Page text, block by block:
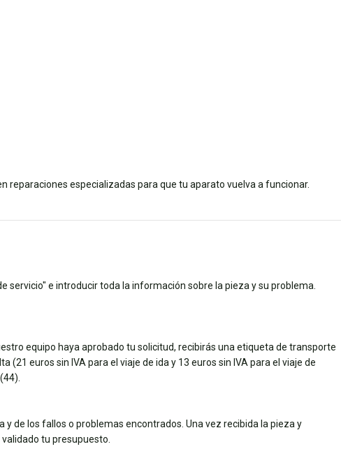
reparaciones especializadas para que tu aparato vuelva a funcionar.
servicio" e introducir toda la información sobre la pieza y su problema.
equipo haya aprobado tu solicitud, recibirás una etiqueta de transporte
euros sin IVA para el viaje de ida y 13 euros sin IVA para el viaje de
de los fallos o problemas encontrados. Una vez recibida la pieza y
tu presupuesto.